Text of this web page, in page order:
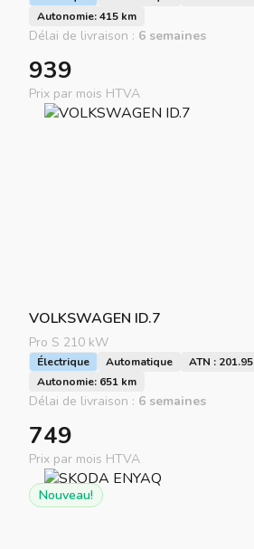
Autonomie: 415 km
Délai de livraison : 6 semaines
939
Prix par mois HTVA
VOLKSWAGEN ID.7
Pro S 210 kW
Électrique Automatique ATN : 201.95
Autonomie: 651 km
Délai de livraison : 6 semaines
749
Prix par mois HTVA
Nouveau!